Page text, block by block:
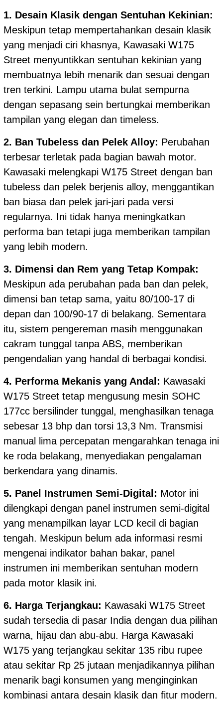
1. Desain Klasik dengan Sentuhan Kekinian:
Meskipun tetap mempertahankan desain klasik
yang menjadi ciri khasnya, Kawasaki W175
Street menyuntikkan sentuhan kekinian yang
membuatnya lebih menarik dan sesuai dengan
tren terkini. Lampu utama bulat sempurna
dengan sepasang sein bertungkai memberikan
tampilan yang elegan dan timeless.
2. Ban Tubeless dan Pelek Alloy: Perubahan
terbesar terletak pada bagian bawah motor.
Kawasaki melengkapi W175 Street dengan ban
tubeless dan pelek berjenis alloy, menggantikan
ban biasa dan pelek jari-jari pada versi
regularnya. Ini tidak hanya meningkatkan
performa ban tetapi juga memberikan tampilan
yang lebih modern.
3. Dimensi dan Rem yang Tetap Kompak:
Meskipun ada perubahan pada ban dan pelek,
dimensi ban tetap sama, yaitu 80/100-17 di
depan dan 100/90-17 di belakang. Sementara
itu, sistem pengereman masih menggunakan
cakram tunggal tanpa ABS, memberikan
pengendalian yang handal di berbagai kondisi.
4. Performa Mekanis yang Andal: Kawasaki
W175 Street tetap mengusung mesin SOHC
177cc bersilinder tunggal, menghasilkan tenaga
sebesar 13 bhp dan torsi 13,3 Nm. Transmisi
manual lima percepatan mengarahkan tenaga ini
ke roda belakang, menyediakan pengalaman
berkendara yang dinamis.
5. Panel Instrumen Semi-Digital: Motor ini
dilengkapi dengan panel instrumen semi-digital
yang menampilkan layar LCD kecil di bagian
tengah. Meskipun belum ada informasi resmi
mengenai indikator bahan bakar, panel
instrumen ini memberikan sentuhan modern
pada motor klasik ini.
6. Harga Terjangkau: Kawasaki W175 Street
sudah tersedia di pasar India dengan dua pilihan
warna, hijau dan abu-abu. Harga Kawasaki
W175 yang terjangkau sekitar 135 ribu rupee
atau sekitar Rp 25 jutaan menjadikannya pilihan
menarik bagi konsumen yang menginginkan
kombinasi antara desain klasik dan fitur modern.